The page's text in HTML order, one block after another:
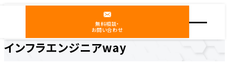
無料相談・
お問い合わせ
インフラエンジニアway